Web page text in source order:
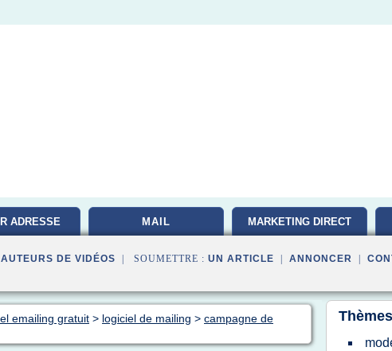
ADRESSE MAIL MARKETING DIRECT
AUTEURS DE VIDÉOS | SOUMETTRE : UN ARTICLE ANNONCER
emailing gratuit > logiciel de mailing > campagne de